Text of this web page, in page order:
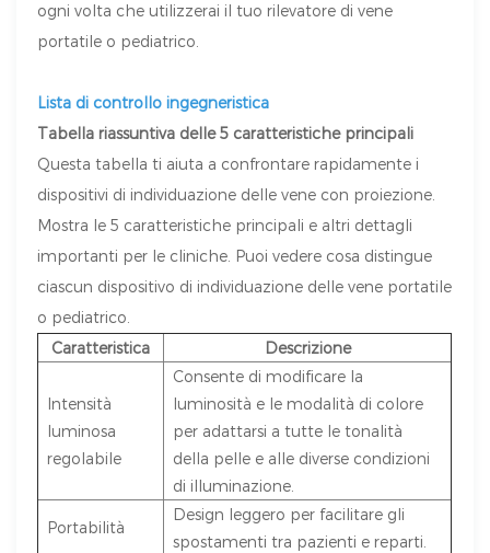
ogni volta che utilizzerai il tuo rilevatore di vene
portatile o pediatrico.
Lista di controllo ingegneristica
Tabella riassuntiva delle 5 caratteristiche principali
Questa tabella ti aiuta a confrontare rapidamente i
dispositivi di individuazione delle vene con proiezione.
Mostra le 5 caratteristiche principali e altri dettagli
importanti per le cliniche. Puoi vedere cosa distingue
ciascun dispositivo di individuazione delle vene portatile
o pediatrico.
Caratteristica
Descrizione
Intensità
luminosa
regolabile
Consente di modificare la
luminosità e le modalità di colore
per adattarsi a tutte le tonalità
della pelle e alle diverse condizioni
di illuminazione.
Portabilità
Design leggero per facilitare gli
spostamenti tra pazienti e reparti.